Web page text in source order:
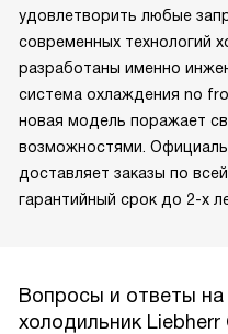
удовлетворить любые
современных технологий
разработаны именно
система охлаждения no
новая модель поражает
возможностями.
доставляет заказы по
гарантийный срок до 2-х
Вопросы и ответы
холодильник Liebherr